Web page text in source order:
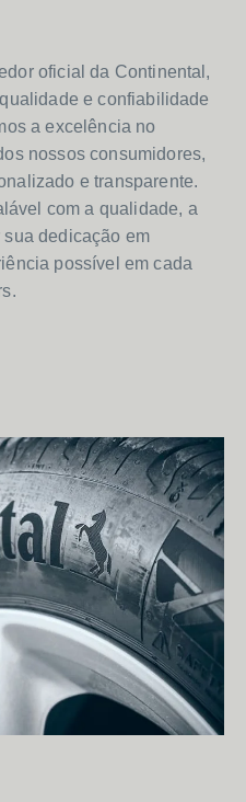
oficial da Continental,
e confiabilidade
a excelência no
nossos consumidores,
e transparente.
com a qualidade, a
dedicação em
possível em cada